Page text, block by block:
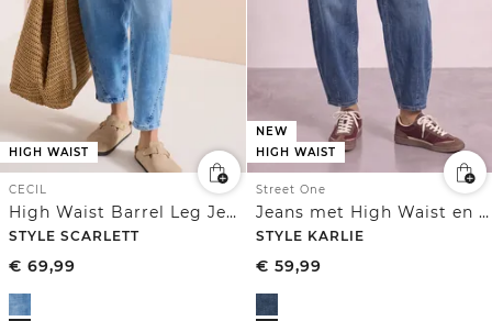
HIGH WAIST
CECIL
High Waist Barrel Leg Jeans in Loose Fit
STYLE SCARLETT
€ 69,99
NEW
HIGH WAIST
Street One
Jeans met High Waist en wijd uitlopende pijpen in een Loose Fit pasvorm
STYLE KARLIE
€ 59,99